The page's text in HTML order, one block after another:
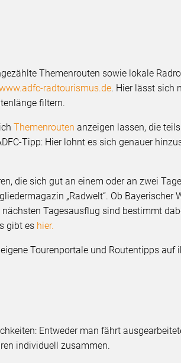
Themenrouten sowie lokale
radtourismus.de. Hier lässt sich
filtern.
Themenrouten anzeigen lassen, die
Tipp: Hier lohnt es sich genauer
die sich gut an einem oder an zwei
„Radwelt“. Ob Bayerischer
Tagesausflug sind bestimmt
gibt es hier.
Tourenportale und Routentipps auf
Entweder man fährt
individuell zusammen.